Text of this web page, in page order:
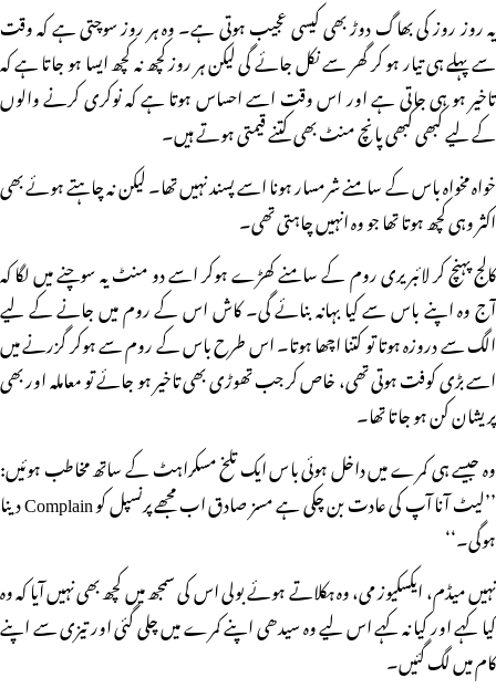
یہ روز روز کی بھاگ دوڑ بھی کیسی عجیب ہوتی ہے۔ وہ ہر روز سوچتی ہے کہ وقت
سے پہلے ہی تیار ہو کر گھر سے نکل جائے گی لیکن ہر روز کچھ نہ کچھ ایسا ہو جاتا ہے کہ
تاخیر ہو ہی جاتی ہے اور اس وقت اسے احساس ہوتا ہے کہ نوکری کرنے والوں
کے لیے کبھی کبھی پانچ منٹ بھی کتنے قیمتی ہوتے ہیں۔
خواہ مخواہ باس کے سامنے شرمسار ہونا اسے پسند نہیں تھا۔ لیکن نہ چاہتے ہوئے بھی
اکثر وہی کچھ ہوتا تھا جو وہ انہیں چاہتی تھی۔
کالج پہنچ کر لائبریری روم کے سامنے کھڑے ہوکر اسے دو منٹ یہ سوچنے میں لگا کہ
آج وہ اپنے باس سے کیا بہانہ بنائے گی۔ کاش اس کے روم میں جانے کے لیے
الگ سے دروزہ ہوتا تو کتنا اچھا ہوتا۔ اس طرح باس کے روم سے ہوکر گزرنے میں
اسے بڑی کوفت ہوتی تھی، خاص کر جب تھوڑی بھی تاخیر ہو جائے تو معاملہ اور بھی
پریشان کن ہو جاتا تھا۔
وہ جیسے ہی کمرے میں داخل ہوئی باس ایک تلخ مسکراہٹ کے ساتھ مخاطب ہوئیں:
’’لیٹ آنا آپ کی عادت بن چکی ہے مسز صادق اب مجھے پرنسپل کو Complain دینا
ہوگی۔‘‘
نہیں میڈم، ایکسکیوز می، وہ ہکلاتے ہوئے بولی اس کی سمجھ میں کچھ بھی نہیں آیا کہ وہ
کیا کہے اور کیا نہ کہے اس لیے وہ سیدھی اپنے کمرے میں چلی گئی اور تیزی سے اپنے
کام میں لگ گئیں۔